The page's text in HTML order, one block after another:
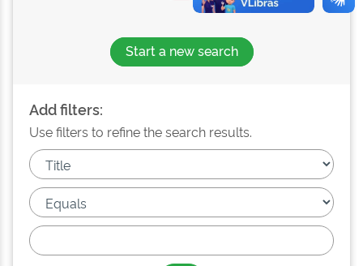
Start a new search
Add filters:
Use filters to refine the search results.